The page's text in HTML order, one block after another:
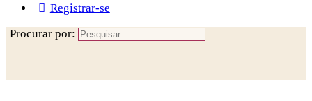
Registrar-se
Procurar por: